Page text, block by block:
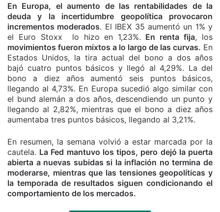
En Europa, el aumento de las rentabilidades de la
deuda y la incertidumbre geopolítica provocaron
incrementos moderados. El IBEX 35 aumentó un 1% y
el Euro Stoxx lo hizo en 1,23%. En renta fija, los
movimientos fueron mixtos a lo largo de las curvas. En
Estados Unidos, la tira actual del bono a dos años
bajó cuatro puntos básicos y llegó al 4,29%. La del
bono a diez años aumentó seis puntos básicos,
llegando al 4,73%. En Europa sucedió algo similar con
el bund alemán a dos años, descendiendo un punto y
llegando al 2,82%, mientras que el bono a diez años
aumentaba tres puntos básicos, llegando al 3,21%.
En resumen, la semana volvió a estar marcada por la
cautela. La Fed mantuvo los tipos, pero dejó la puerta
abierta a nuevas subidas si la inflación no termina de
moderarse, mientras que las tensiones geopolíticas y
la temporada de resultados siguen condicionando el
comportamiento de los mercados.